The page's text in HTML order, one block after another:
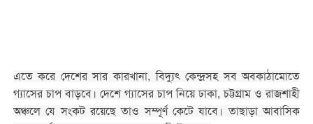
এতে করে দেশের সার কারখানা, বিদ্যুৎ কেন্দ্রসহ সব অবকাঠামোতে
গ্যাসের চাপ বাড়বে। দেশে গ্যাসের চাপ নিয়ে ঢাকা, চট্টগ্রাম ও রাজশাহী
অঞ্চলে যে সংকট রয়েছে তাও সম্পূর্ণ কেটে যাবে। তাছাড়া আবাসিক